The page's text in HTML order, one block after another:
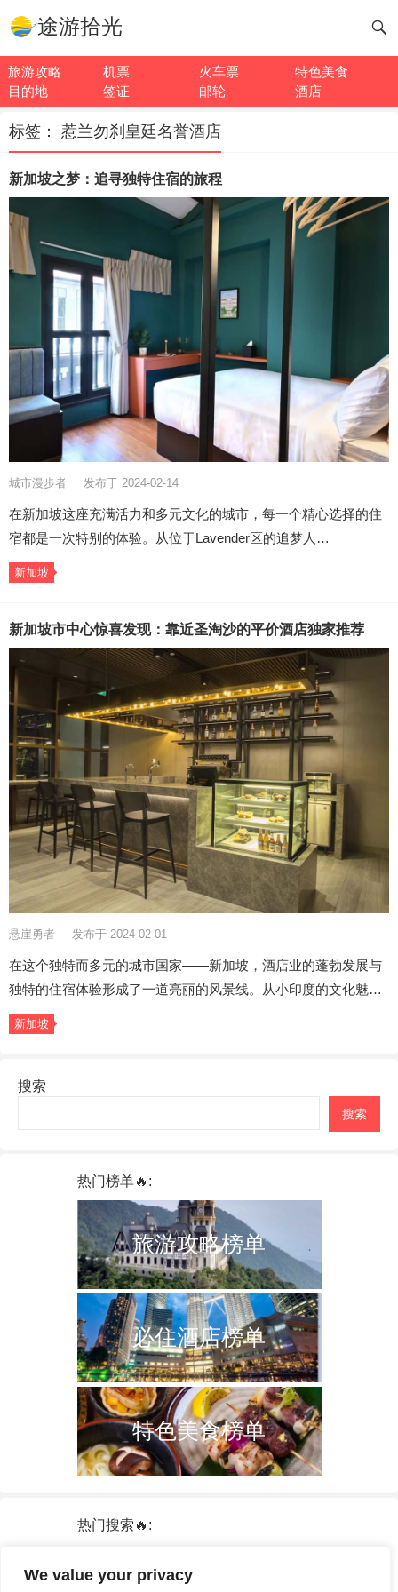
We value your privacy
途游拾光
旅游攻略 机票 火车票
特色美食
目的地
签证 邮轮 酒店
标签： 惹兰勿刹皇廷名誉酒店
新加坡之梦：追寻独特住宿的旅程
城市漫步者 发布于 2024-02-14
在新加坡这座充满活力和多元文化的城市，每一个精心选择的住
宿都是一次特别的体验。从位于Lavender区的追梦人…
新加坡
新加坡市中心惊喜发现：靠近圣淘沙的平价酒店独家推荐
悬崖勇者 发布于 2024-02-01
在这个独特而多元的城市国家——新加坡，酒店业的蓬勃发展与
独特的住宿体验形成了一道亮丽的风景线。从小印度的文化魅…
新加坡
搜索
搜索
热门榜单🔥:
旅游攻略榜单
必住酒店榜单
特色美食榜单
热门搜索🔥:
泰国
中国 火车票